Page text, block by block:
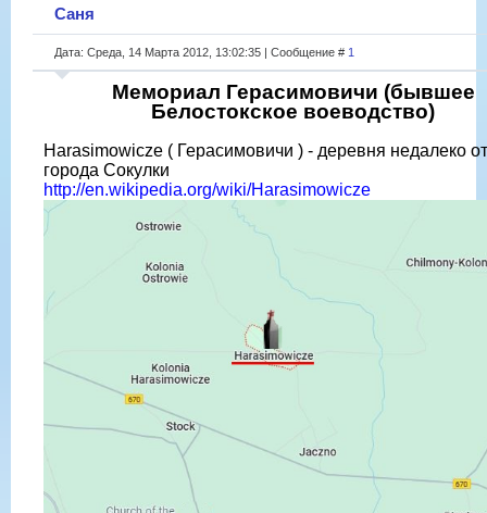
Саня
Дата: Среда, 14 Марта 2012, 13:02:35 | Сообщение # 1
Мемориал Герасимовичи (бывшее
Белостокское воеводство)
Harasimowicze ( Герасимовичи ) - деревня недалеко от
города Сокулки
http://en.wikipedia.org/wiki/Harasimowicze